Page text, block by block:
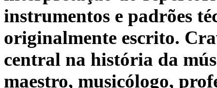
instrumentos e padrões
originalmente escrito.
central na história da
maestro, musicólogo,